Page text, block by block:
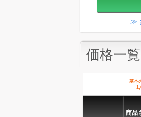
≫
価格一覧
基本
商品